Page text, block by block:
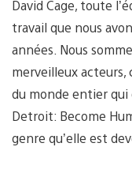
David Cage, toute
travail que nous
années. Nous
merveilleux
du monde entier
Detroit: Become
genre qu’elle est